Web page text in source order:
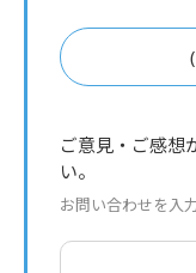
ご意見・ご感想
い。
お問い合わせを入